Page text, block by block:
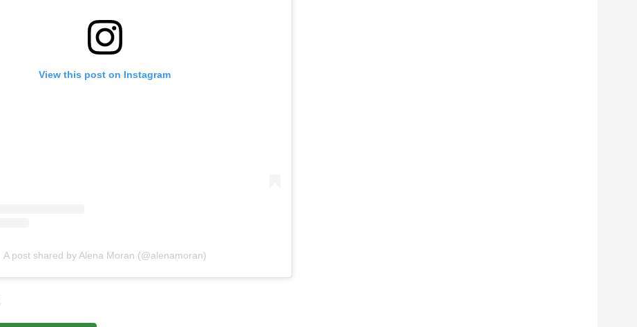
View this post on Instagram
A post shared by Alena Moran (@alenamoran)